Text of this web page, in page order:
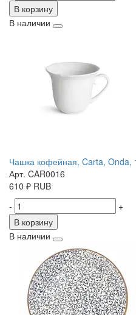
В корзину
В наличии
Чашка кофейная, Carta, Onda,
Арт. CAR0016
610 ₽ RUB
-
+
В корзину
В наличии